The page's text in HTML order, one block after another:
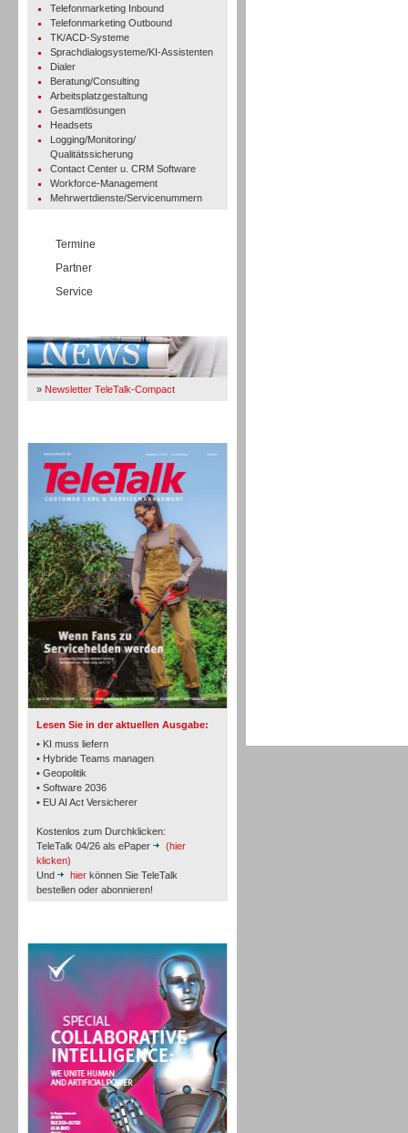
Telefonmarketing Inbound
Telefonmarketing Outbound
TK/ACD-Systeme
Sprachdialogsysteme/KI-Assistenten
Dialer
Beratung/Consulting
Arbeitsplatzgestaltung
Gesamtlösungen
Headsets
Logging/Monitoring/
Qualitätssicherung
Contact Center u. CRM Software
Workforce-Management
Mehrwertdienste/Servicenummern
Termine
Partner
Service
» Newsletter TeleTalk-Compact
Lesen Sie in der aktuellen Ausgabe:
• KI muss liefern
• Hybride Teams managen
• Geopolitik
• Software 2036
• EU AI Act Versicherer
Kostenlos zum Durchklicken:
TeleTalk 04/26 als ePaper
(hier
klicken)
Und
hier können Sie TeleTalk
bestellen oder abonnieren!
TK- und ACD-Systeme
Workforce-Management
Personal